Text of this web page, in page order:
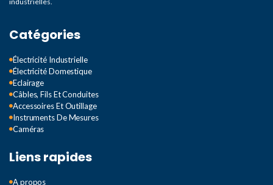
Catégories
Électricité Industrielle
Électricité Domestique
Eclairage
Câbles, Fils Et Conduites
Accessoires Et Outillage
Instruments De Mesures
Caméras
Liens rapides
A propos